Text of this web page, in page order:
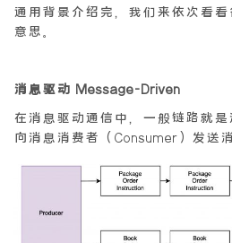
通用背景介绍完，我们来依次看
意思。
消息驱动 Message-Driven
在消息驱动通信中，一般链路就是
向消息消费者（Consumer）发送